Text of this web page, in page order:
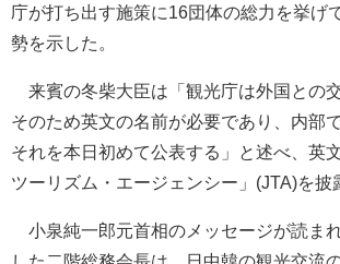
庁が打ち出す施策に16団体の総力を挙げ
勢を示した。
来賓の冬柴大臣は「観光庁は外国との交
そのため英文の名前が必要であり、内部
それを本日初めて公表する」と述べ、英
ツーリズム・エージェンシー」(JTA)を披
小泉純一郎元首相のメッセージが読ま